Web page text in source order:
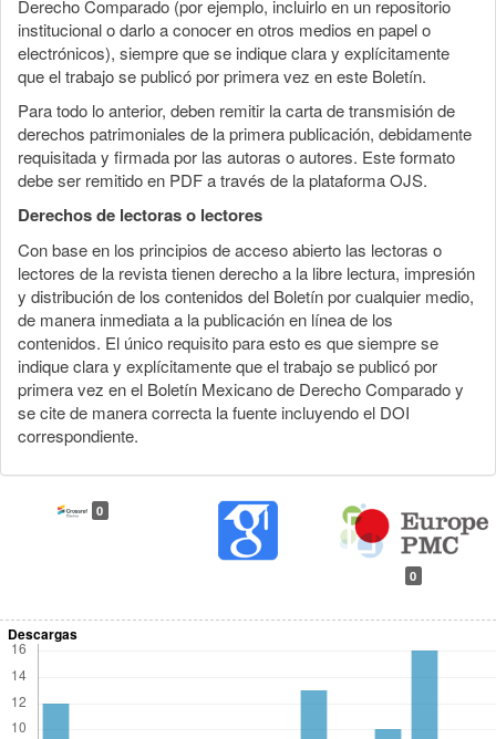
Derecho Comparado (por ejemplo, incluirlo en un repositorio
institucional o darlo a conocer en otros medios en papel o
electrónicos), siempre que se indique clara y explícitamente
que el trabajo se publicó por primera vez en este Boletín.
Para todo lo anterior, deben remitir la carta de transmisión de
derechos patrimoniales de la primera publicación, debidamente
requisitada y firmada por las autoras o autores. Este formato
debe ser remitido en PDF a través de la plataforma OJS.
Derechos de lectoras o lectores
Con base en los principios de acceso abierto las lectoras o
lectores de la revista tienen derecho a la libre lectura, impresión
y distribución de los contenidos del Boletín por cualquier medio,
de manera inmediata a la publicación en línea de los
contenidos. El único requisito para esto es que siempre se
indique clara y explícitamente que el trabajo se publicó por
primera vez en el Boletín Mexicano de Derecho Comparado y
se cite de manera correcta la fuente incluyendo el DOI
correspondiente.
0
0
Descargas